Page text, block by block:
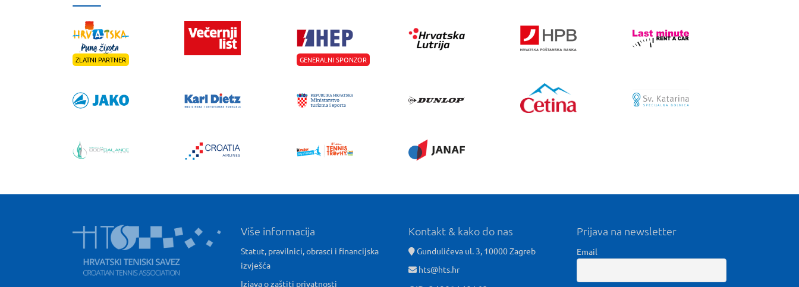
ZLATNI PARTNER GENERALNI SPONZOR
Više informacija
Statut, pravilnici, obrasci i financijska
izvješća
Izjava o zaštiti privatnosti
Kontakt & kako do nas
Gundulićeva ul. 3, 10000 Zagreb
hts@hts.hr
Prijava na newsletter
Email